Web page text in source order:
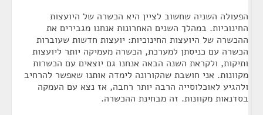
הפעולה השניה שחשוב לציין היא הכשרה של היועצות
החינוכיות. במהלך השנים האחרונות אנחנו מגבירים את
ההכשרה של היועצות החינוכיות: יועצות חדשות שעוברות
הכשרה עם כניסתן למערכת, הכשרה מעמיקה יותר ליועצות
ותיקות, ולקראת השנה הבאה אנחנו גם יוצאים עם הכשרות
מקוונות. אני חושבת שהקורונה לימדה אותנו שאפשר להרחיב
ולהגיע לאוכלוסייה הרבה יותר רחבה, אז נצא עם העמקה
בסדנאות מקוונות. זה מבחינת ההכשרה.